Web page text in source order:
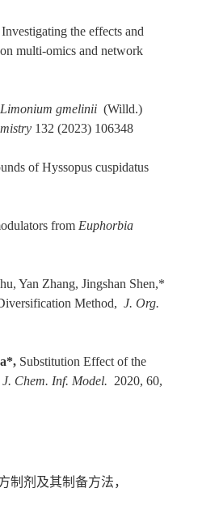
the effects and
multi-omics and network
Limonium gmelinii (Willd.)
132 (2023) 106348
of Hyssopus cuspidatus
from Euphorbia
Yan Zhang, Jingshan Shen,*
Method,J. Org.
Substitution Effect of the
J. Chem. Inf. Model. 2020, 60,
制剂及其制备方法，